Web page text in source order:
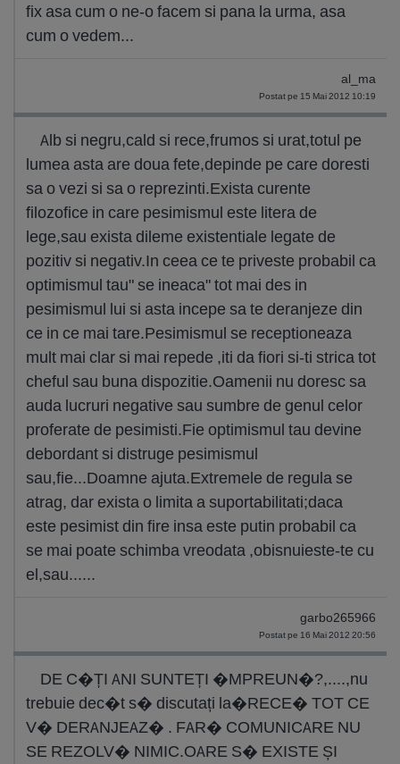
fix asa cum o ne-o facem si pana la urma, asa
cum o vedem...
al_ma
Postat pe 15 Mai 2012 10:19
Alb si negru,cald si rece,frumos si urat,totul pe
lumea asta are doua fete,depinde pe care doresti
sa o vezi si sa o reprezinti.Exista curente
filozofice in care pesimismul este litera de
lege,sau exista dileme existentiale legate de
pozitiv si negativ.In ceea ce te priveste probabil ca
optimismul tau" se ineaca" tot mai des in
pesimismul lui si asta incepe sa te deranjeze din
ce in ce mai tare.Pesimismul se receptioneaza
mult mai clar si mai repede ,iti da fiori si-ti strica tot
cheful sau buna dispozitie.Oamenii nu doresc sa
auda lucruri negative sau sumbre de genul celor
proferate de pesimisti.Fie optimismul tau devine
debordant si distruge pesimismul
sau,fie...Doamne ajuta.Extremele de regula se
atrag, dar exista o limita a suportabilitati;daca
este pesimist din fire insa este putin probabil ca
se mai poate schimba vreodata ,obisnuieste-te cu
el,sau......
garbo265966
Postat pe 16 Mai 2012 20:56
DE C�ȚI ANI SUNTEȚI �MPREUN�?,....,nu
trebuie dec�t s� discutați la�RECE� TOT CE
V� DERANJEAZ� . FAR� COMUNICARE NU
SE REZOLV� NIMIC.OARE S� EXISTE ȘI